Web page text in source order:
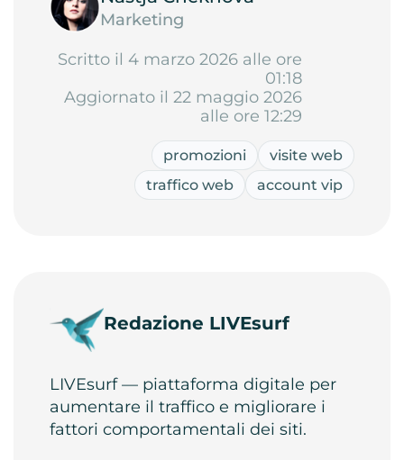
Marketing
Scritto il 4 marzo 2026 alle ore
01:18
Aggiornato il 22 maggio 2026
alle ore 12:29
promozioni
visite web
traffico web
account vip
Redazione LIVEsurf
LIVEsurf — piattaforma digitale per
aumentare il traffico e migliorare i
fattori comportamentali dei siti.